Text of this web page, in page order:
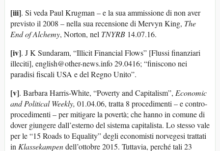
[iii]. Si veda Paul Krugman – e la sua ammissione di non aver
previsto il 2008 – nella sua recensione di Mervyn King, The
End of Alchemy, Norton, nel TNYRB 14.07.16.
[iv]. J K Sundaram, “Illicit Financial Flows” [Flussi finanziari
illeciti], english@other-news.info 29.0416; “finiscono nei
paradisi fiscali USA e del Regno Unito”.
[v]. Barbara Harris-White, “Poverty and Capitalism”, Economic
and Political Weekly, 01.04.06, tratta 8 procedimenti – e contro-
procedimenti – per mitigare la povertà; che hanno in comune di
dover giungere dall’esterno del sistema capitalista. Lo stesso vale
per le “15 Roads to Equality” degli economisti norvegesi trattati
inKlassekampendell’ottobre 2015. Tuttavia, perché tali 23